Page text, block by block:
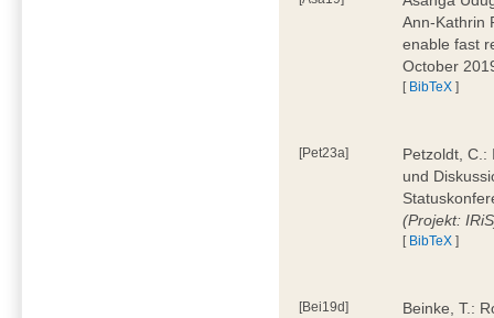
Ann-Kathrin
enable fast
October
[ BibTeX ]
[Pet23a]
Petzoldt, C.:
und
(Projekt:
[ BibTeX ]
[Bei19d]
Beinke, T.: